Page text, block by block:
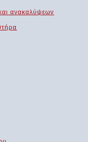
ανακαλύψεων